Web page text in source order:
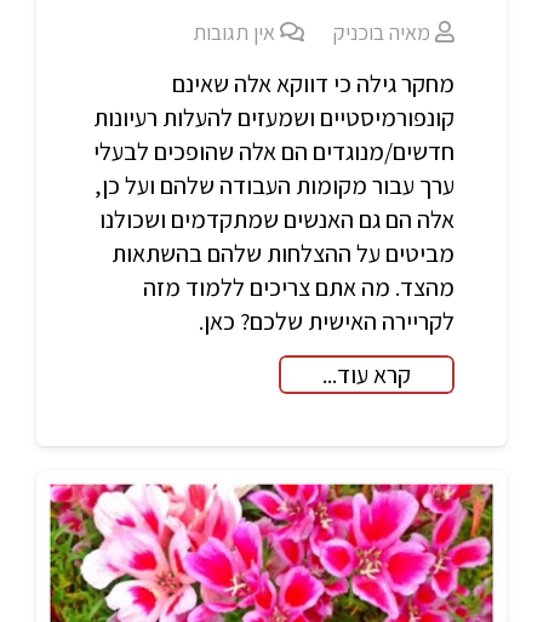
מאיה בוכניק אין תגובות
מחקר גילה כי דווקא אלה שאינם
קונפורמיסטיים ושמעזים להעלות רעיונות
חדשים/מנוגדים הם אלה שהופכים לבעלי
ערך עבור מקומות העבודה שלהם ועל כן,
אלה הם גם האנשים שמתקדמים ושכולנו
מביטים על ההצלחות שלהם בהשתאות
מהצד. מה אתם צריכים ללמוד מזה
לקריירה האישית שלכם? כאן.
קרא עוד...